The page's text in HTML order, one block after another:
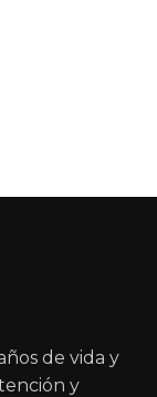
de vida y
y